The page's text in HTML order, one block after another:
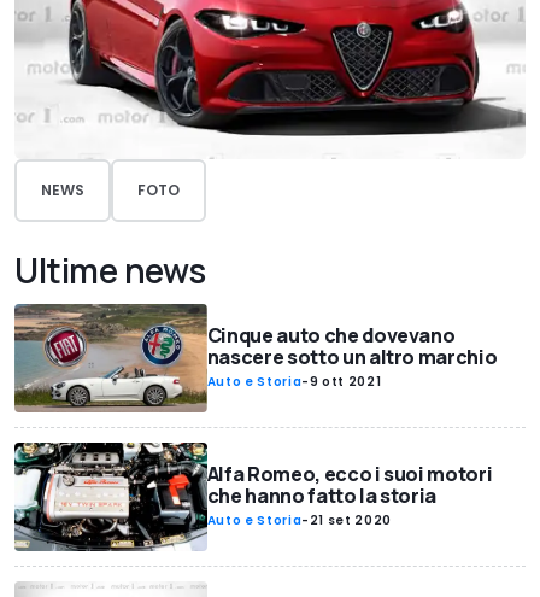
NEWS FOTO
Ultime news
Cinque auto che dovevano
nascere sotto un altro marchio
Auto e Storia-9 ott 2021
Alfa Romeo, ecco i suoi motori
che hanno fatto la storia
Auto e Storia- 21 set 2020